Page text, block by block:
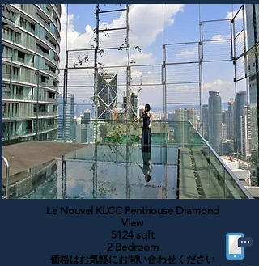
Le Nouvel KLCC Penthouse Diamond
View
5124 sqft
2 Bedroom
価格はお気軽にお問い合わせください